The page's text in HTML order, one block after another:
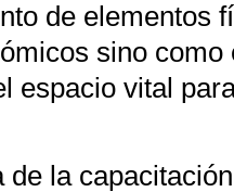
de elementos
sino
espacio vital
de la